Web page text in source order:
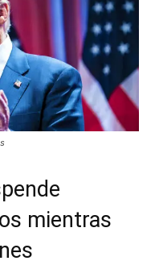
mientras